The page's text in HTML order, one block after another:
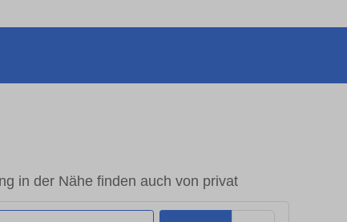
in der Nähe finden auch von privat